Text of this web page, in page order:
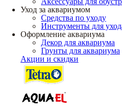
Уход за аквариумом
Средства по уходу
Инструменты для
Оформление аквариума
Декор для аквариума
Грунты для аквариума
Акции и скидки